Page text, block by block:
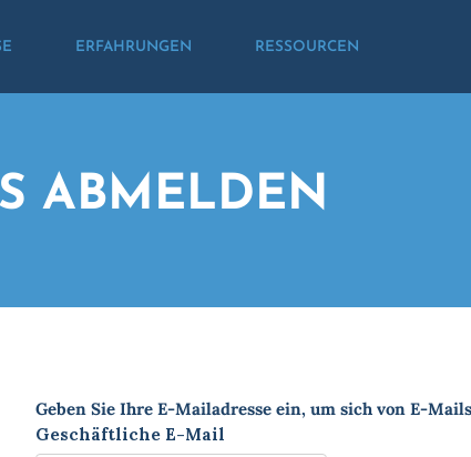
ERFAHRUNGEN RESSOURCEN
ABMELDEN
Geben Sie Ihre E-Mailadresse ein, um sich von E-